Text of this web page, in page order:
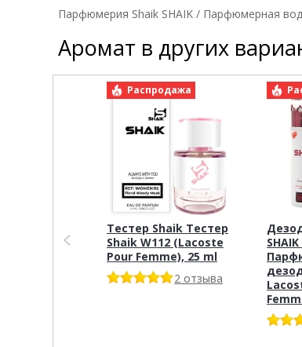
Парфюмерия Shaik SHAIK / Парфюмерная
Аромат в других
Распродажа
Тестер Shaik Тестер
Shaik W112 (Lacoste
Pour Femme), 25 ml
2 отзыва